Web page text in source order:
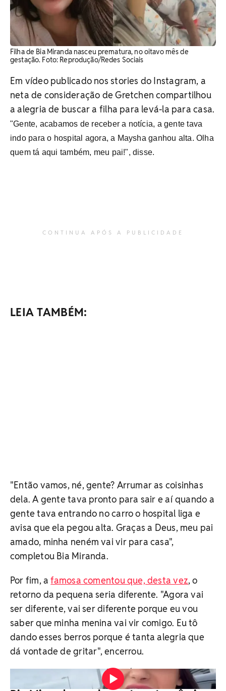
Filha de Bia Miranda nasceu prematura, no oitavo mês de
gestação. Foto: Reprodução/Redes Sociais
Em vídeo publicado nos stories do Instagram, a
neta de consideração de Gretchen compartilhou
a alegria de buscar a filha para levá-la para casa.
"Gente, acabamos de receber a notícia, a gente tava
indo para o hospital agora, a Maysha ganhou alta. Olha
quem tá aqui também, meu pai!", disse.
CONTINUA APÓS A PUBLICIDADE
LEIA TAMBÉM:
"Então vamos, né, gente? Arrumar as coisinhas
dela. A gente tava pronto para sair e aí quando a
gente tava entrando no carro o hospital liga e
avisa que ela pegou alta. Graças a Deus, meu pai
amado, minha neném vai vir para casa",
completou Bia Miranda.
Por fim, afamosa comentou que, desta vez, o
retorno da pequena seria diferente. "Agora vai
ser diferente, vai ser diferente porque eu vou
saber que minha menina vai vir comigo. Eu tô
dando esses berros porque é tanta alegria que
dá vontade de gritar", encerrou.
Vídeo: Reprodução/Instagram